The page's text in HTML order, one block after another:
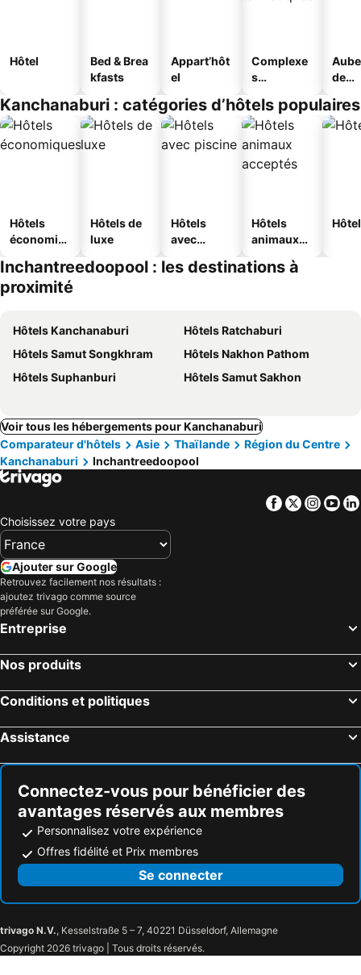
Hôtel
Bed & Brea
kfasts
Appart’hôt
el
Complexe
s
s
de
Kanchanaburi : catégories d’hôtels populaires
Hôtels
économiq
Hôtels de
luxe
Hôtels
avec
Hôtels
animaux
Inchantreedoopool : les destinations à
proximité
Hôtels Kanchanaburi
Hôtels Ratchaburi
Hôtels Samut Songkhram
Hôtels Nakhon Pathom
Hôtels Suphanburi
Hôtels Samut Sakhon
Voir tous les hébergements pour Kanchanaburi
Comparateur d'hôtels
Asie Thaïlande
Région du Centre
Kanchanaburi
Inchantreedoopool
Facebook
Twitter
Choisissez votre pays
Ajouter sur Google
Retrouvez facilement nos résultats :
ajoutez trivago comme source
préférée sur Google.
Entreprise
Nos produits
Conditions et politiques
Assistance
Connectez-vous pour bénéficier des
avantages réservés aux membres
Personnalisez votre expérience
Offres fidélité et Prix membres
Se connecter
trivago N.V., Kesselstraße 5 – 7, 40221 Düsseldorf, Allemagne
Copyright 2026 trivago | Tous droits réservés.